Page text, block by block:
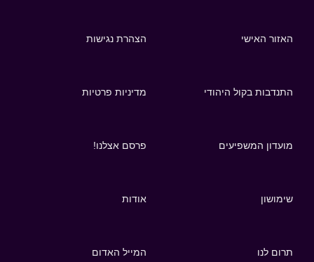
האזור האישי הצהרת נגישות
התנדבות בקול היהודי מדיניות פרטיות
מועדון המשפיעים פרסם אצלנו!
שימושון אודות
תרום לנו המייל האדום